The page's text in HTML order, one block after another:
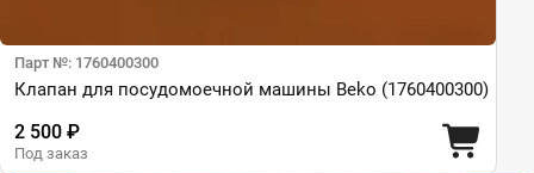
Парт №: 1760400300
Клапан для посудомоечной машины Beko (1760400300)
2 500 ₽
Под заказ